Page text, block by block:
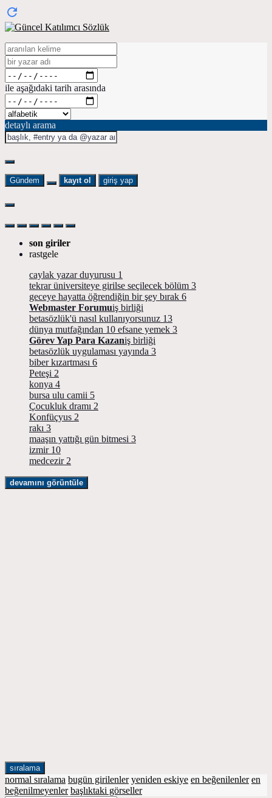
ile aşağıdaki tarih arasında
detaylı arama
Gündem kayıt ol giriş yap
son giriler
rastgele
caylak yazar duyurusu 1
tekrar üniversiteye girilse seçilecek bölüm 3
geceye hayatta öğrendiğin bir şey bırak 6
Webmaster Forumuiş birliği
betasözlük'ü nasıl kullanıyorsunuz 13
dünya mutfağından 10 efsane yemek 3
Görev Yap Para Kazaniş birliği
betasözlük uygulaması yayında 3
biber kızartması 6
Peteşi 2
konya 4
bursa ulu camii 5
Çocukluk dramı 2
Konfüçyus 2
rakı 3
maaşın yattığı gün bitmesi 3
izmir 10
medcezir 2
devamını görüntüle
sıralama
normal sıralama bugün girilenler yeniden eskiye en beğenilenler en
beğenilmeyenler başlıktaki görseller